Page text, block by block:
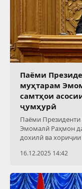
Паёми
муҳтарам
самтҳои
ҷумҳурӣ
Паёми
Эмомалӣ Раҳмон
дохилӣ ва
16.12.2025 14:42